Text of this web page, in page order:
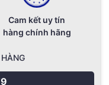
Cam kết uy tín
hàng chính hãng